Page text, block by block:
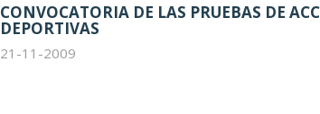
CONVOCATORIA DE LAS PRUEBAS DE
DEPORTIVAS
21-11-2009